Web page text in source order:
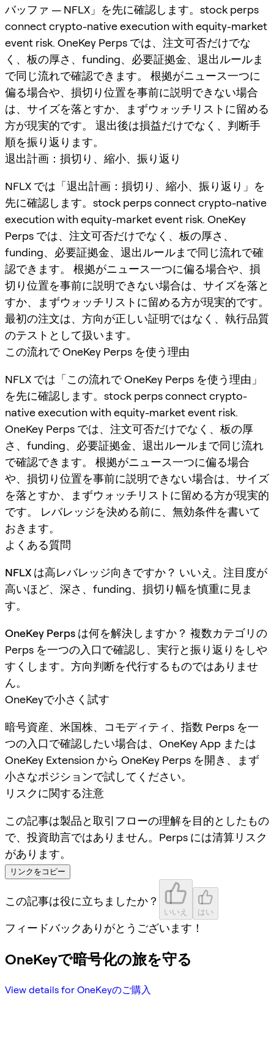
バッファ — NFLX」を先に確認します。stock perps
connect crypto-native execution with equity-market
event risk. OneKey Perps では、注文可否だけでな
く、板の厚さ、funding、必要証拠金、退出ルールま
で同じ流れで確認できます。 根拠がニュース一つに
偏る場合や、損切り位置を事前に説明できない場合
は、サイズを落とすか、まずウォッチリストに留める
方が現実的です。 退出後は損益だけでなく、判断手
順を振り返ります。
退出計画：損切り、縮小、振り返り
NFLX では「退出計画：損切り、縮小、振り返り」を
先に確認します。stock perps connect crypto-native
execution with equity-market event risk. OneKey
Perps では、注文可否だけでなく、板の厚さ、
funding、必要証拠金、退出ルールまで同じ流れで確
認できます。 根拠がニュース一つに偏る場合や、損
切り位置を事前に説明できない場合は、サイズを落と
すか、まずウォッチリストに留める方が現実的です。
最初の注文は、方向が正しい証明ではなく、執行品質
のテストとして扱います。
この流れで OneKey Perps を使う理由
NFLX では「この流れで OneKey Perps を使う理由」
を先に確認します。stock perps connect crypto-
native execution with equity-market event risk.
OneKey Perps では、注文可否だけでなく、板の厚
さ、funding、必要証拠金、退出ルールまで同じ流れ
で確認できます。 根拠がニュース一つに偏る場合
や、損切り位置を事前に説明できない場合は、サイズ
を落とすか、まずウォッチリストに留める方が現実的
です。 レバレッジを決める前に、無効条件を書いて
おきます。
よくある質問
NFLX は高レバレッジ向きですか？ いいえ。注目度が
高いほど、深さ、funding、損切り幅を慎重に見ま
す。
OneKey Perps は何を解決しますか？ 複数カテゴリの
Perps を一つの入口で確認し、実行と振り返りをしや
すくします。方向判断を代行するものではありませ
ん。
OneKeyで小さく試す
暗号資産、米国株、コモディティ、指数 Perps を一
つの入口で確認したい場合は、OneKey App または
OneKey Extension から OneKey Perps を開き、まず
小さなポジションで試してください。
リスクに関する注意
この記事は製品と取引フローの理解を目的としたもの
で、投資助言ではありません。Perps には清算リスク
があります。
リンクをコピー
この記事は役に立ちましたか？
いいえ はい
フィードバックありがとうございます！
OneKeyで暗号化の旅を守る
View details for OneKeyのご購入